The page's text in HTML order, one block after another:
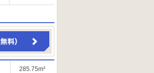
285.75m²